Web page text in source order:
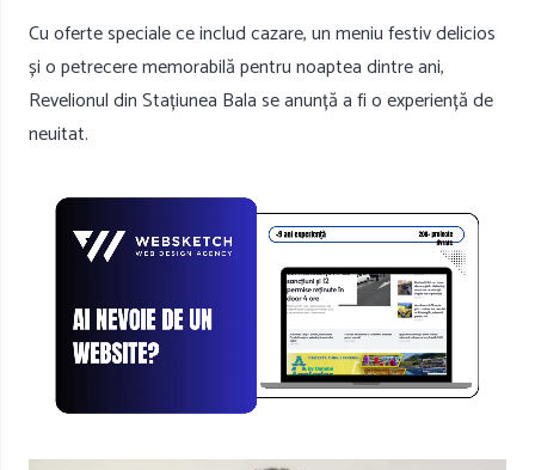
Cu oferte speciale ce includ cazare, un meniu festiv delicios
și o petrecere memorabilă pentru noaptea dintre ani,
Revelionul din Stațiunea Bala se anunță a fi o experiență de
neuitat.